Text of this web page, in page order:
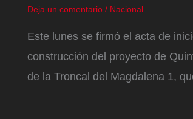
Deja un comentario / Nacional
Este lunes se firmó el acta de
construcción del proyecto de
de la Troncal del Magdalena 1,